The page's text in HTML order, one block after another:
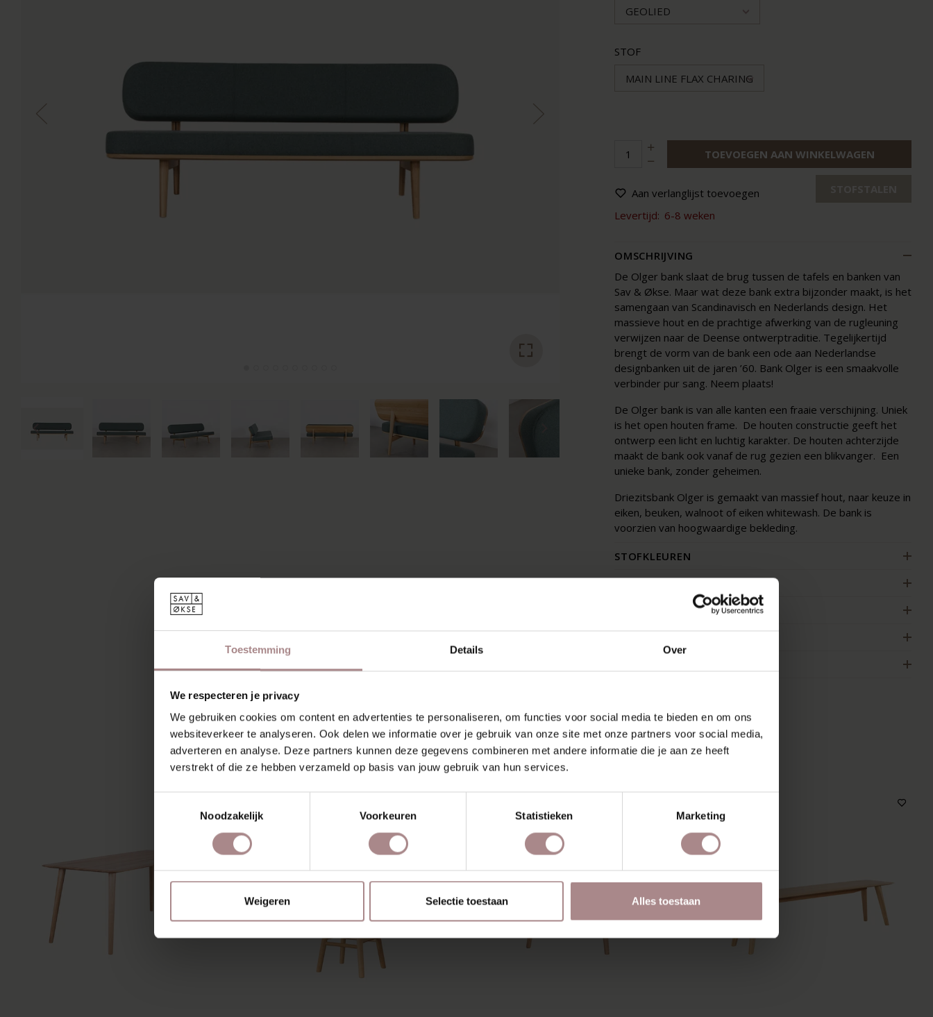
Toestemming Details Over
We respecteren je privacy
We gebruiken cookies om content en advertenties te personaliseren, om functies voor social media te bieden en om ons
websiteverkeer te analyseren. Ook delen we informatie over je gebruik van onze site met onze partners voor social media,
adverteren en analyse. Deze partners kunnen deze gegevens combineren met andere informatie die je aan ze heeft
verstrekt of die ze hebben verzameld op basis van jouw gebruik van hun services.
Noodzakelijk
Voorkeuren Statistieken Marketing
Weigeren Selectie toestaan Alles toestaan
GEOLIED
STOF
MAIN LINE FLAX CHARING
TOEVOEGEN AAN WINKELWAGEN
Aan verlanglijst toevoegen
Levertijd: 6-8 weken
OMSCHRIJVING
De Olger bank slaat de brug tussen de tafels en banken van
Sav & Økse. Maar wat deze bank extra bijzonder maakt, is het
samengaan van Scandinavisch en Nederlands design. Het
massieve hout en de prachtige afwerking van de rugleuning
verwijzen naar de Deense ontwerptraditie. Tegelijkertijd
brengt de vorm van de bank een ode aan Nederlandse
designbanken uit de jaren ’60. Bank Olger is een smaakvolle
verbinder pur sang. Neem plaats!
De Olger bank is van alle kanten een fraaie verschijning. Uniek
is het open houten frame. De houten constructie geeft het
ontwerp een licht en luchtig karakter. De houten achterzijde
maakt de bank ook vanaf de rug gezien een blikvanger. Een
unieke bank, zonder geheimen.
Driezitsbank Olger is gemaakt van massief hout, naar keuze in
eiken, beuken, walnoot of eiken whitewash. De bank is
voorzien van hoogwaardige bekleding.
STOFKLEUREN
KENMERKEN
VERPAKKING & MONTAGE
MISSCHIEN VIND JE DIT OOK MOOI